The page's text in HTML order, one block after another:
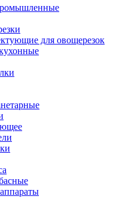
для овощерезок